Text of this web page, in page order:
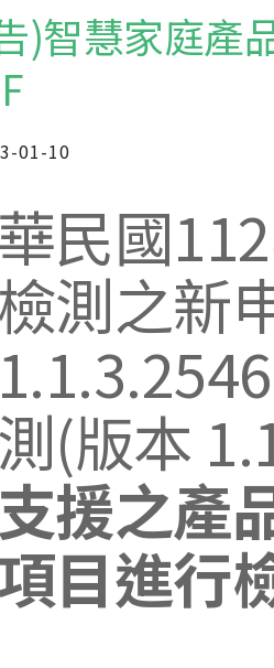
)智慧家庭產
01-10
民國
測之新
(版本
援之產
目進行